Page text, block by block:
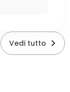
Vedi tutto